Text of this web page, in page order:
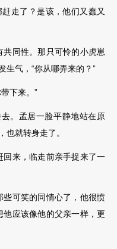
走了？是该，他们又蠢又
同性。那只可怜的小虎崽
生气，“你从哪弄来的？”
下来。”
。孟居一脸平静地站在原
就转身走了。
来，临走前亲手捉来了一
可笑的同情心了，他很愤
应该像他的父亲一样，更